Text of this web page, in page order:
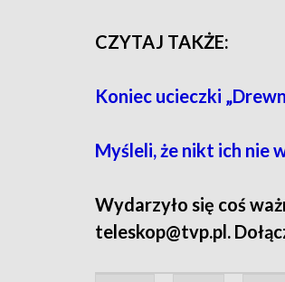
CZYTAJ TAKŻE:
Koniec ucieczki
Myśleli, że nikt ich nie
Wydarzyło się coś
teleskop@tvp.pl.